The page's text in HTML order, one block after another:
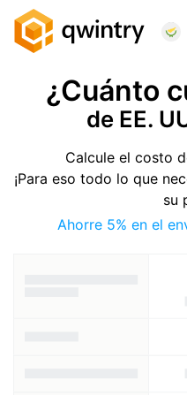
¿Cuánto
de EE.
Calcule el costo
¡Para eso todo lo que
su
Ahorre 5% en el